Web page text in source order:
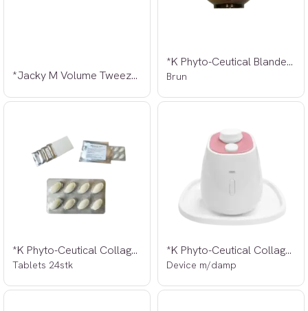
*Jacky M Volume Tweezer Pointed
*K Phyto-Ceutical Blandebolle L Ø:13cm
Brun
*K Phyto-Ceutical Collagen Activator
Tablets 24stk
*K Phyto-Ceutical Collagen Face Film
Device m/damp